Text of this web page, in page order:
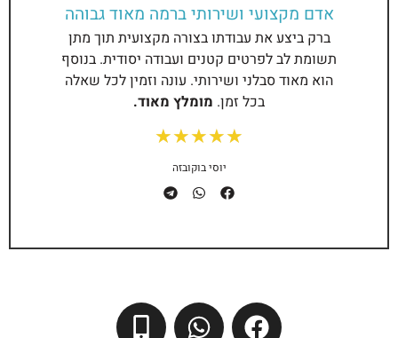
אדם מקצועי ושירותי ברמה מאוד גבוהה
ברק ביצע את עבודתו בצורה מקצועית תוך מתן
תשומת לב לפרטים קטנים ועבודה יסודית. בנוסף
הוא מאוד סבלני ושירותי. עונה וזמין לכל שאלה
בכל זמן. מומלץ מאוד.
★
★
★
★
★
יוסי בוקובזה